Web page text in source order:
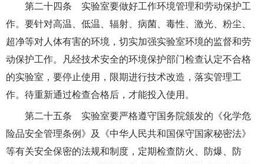
第二十四条 实验室要做好工作环境管理和劳动保护工
作。要针对高温、低温、辐射、病菌、毒性、激光、粉尘、
超净等对人体有害的环境，切实加强实验室环境的监督和劳
动保护工作。凡经技术安全的环境保护部门检查认定不合格
的实验室，要停止使用，限期进行技术改造，落实管理工
作。待重新通过检查合格后，才能投入使用。
第二十五条 实验室要严格遵守国务院颁发的《化学危
险品安全管理条例》及《中华人民共和国保守国家秘密法》
等有关安全保密的法规和制度，定期检查防火、防爆、防